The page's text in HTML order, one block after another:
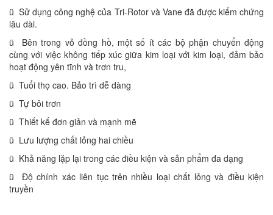
ü Sử dụng công nghệ của Tri-Rotor và Vane đã được kiểm chứng
lâu dài.
ü Bên trong vỏ đồng hồ, một số ít các bộ phận chuyển động
cùng với việc không tiếp xúc giữa kim loại với kim loại, đảm bảo
hoạt động yên tĩnh và trơn tru,
ü Tuổi thọ cao. Bảo trì dễ dàng
ü Tự bôi trơn
ü Thiết kế đơn giản và mạnh mẽ
ü Lưu lượng chất lỏng hai chiều
ü Khả năng lặp lại trong các điều kiện và sản phẩm đa dạng
ü Độ chính xác liên tục trên nhiều loại chất lỏng và điều kiện
truyền